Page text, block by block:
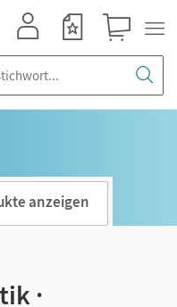
anzeigen
·